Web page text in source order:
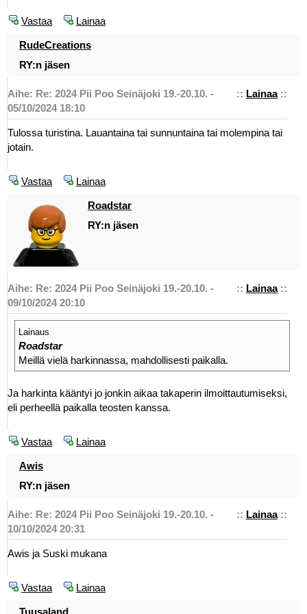
Vastaa Lainaa
RudeCreations
RY:n jäsen
:: Lainaa::
Aihe: Re: 2024 Pii Poo Seinäjoki 19.-20.10. -
05/10/2024 18:10
Tulossa turistina. Lauantaina tai sunnuntaina tai molempina tai
jotain.
Vastaa Lainaa
Roadstar
RY:n jäsen
:: Lainaa::
Aihe: Re: 2024 Pii Poo Seinäjoki 19.-20.10. -
09/10/2024 20:10
Lainaus
Roadstar
Meillä vielä harkinnassa, mahdollisesti paikalla.
Ja harkinta kääntyi jo jonkin aikaa takaperin ilmoittautumiseksi,
eli perheellä paikalla teosten kanssa.
Vastaa Lainaa
Awis
RY:n jäsen
:: Lainaa::
Aihe: Re: 2024 Pii Poo Seinäjoki 19.-20.10. -
10/10/2024 20:31
Awis ja Suski mukana
Vastaa Lainaa